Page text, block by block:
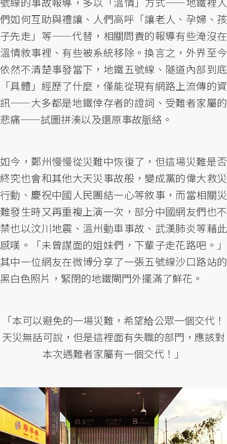
們如何互助與禮讓、人們高呼「讓老人、孕婦、孩
子先走」等——代替，相關問責的報導有些淹沒在
溫情敘事裡、有些被系統移除。換言之，外界至今
依然不清楚事發當下，地鐵五號線、隧道內部到底
「具體」經歷了什麼，僅能從現有網路上流傳的資
訊——大多都是地鐵倖存者的證詞、受難者家屬的
悲痛——試圖拼湊以及還原事故脈絡。
如今，鄭州慢慢從災難中恢復了，但這場災難是否
終究也會和其他大天災事故般，變成黨的偉大救災
行動、慶祝中國人民團結一心等敘事，而當相關災
難發生時又再重複上演一次，部分中國網友們也不
禁也以汶川地震、溫州動車事故、武漢肺炎等藉此
感嘆。「未曾謀面的姐妹們，下輩子走花路吧。」
其中一位網友在微博分享了一張五號線沙口路站的
黑白色照片，緊閉的地鐵閘門外擺滿了鮮花。
「本可以避免的一場災難，希望给公眾一個交代！
天災無話可說，但是這裡面有失職的部門，應該對
本次遇難者家屬有一個交代！」